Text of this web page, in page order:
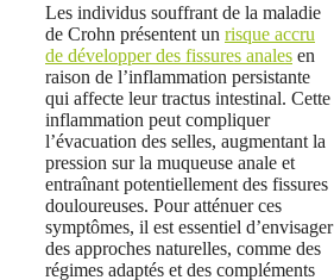
Les individus souffrant de la maladie
de Crohn présentent un risque accru
de développer des fissures anales en
raison de l’inflammation persistante
qui affecte leur tractus intestinal. Cette
inflammation peut compliquer
l’évacuation des selles, augmentant la
pression sur la muqueuse anale et
entraînant potentiellement des fissures
douloureuses. Pour atténuer ces
symptômes, il est essentiel d’envisager
des approches naturelles, comme des
régimes adaptés et des compléments